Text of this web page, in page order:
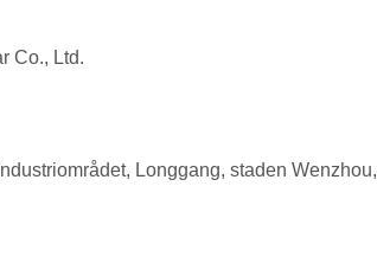
Co., Ltd.
Longgang, staden Wenzhou,